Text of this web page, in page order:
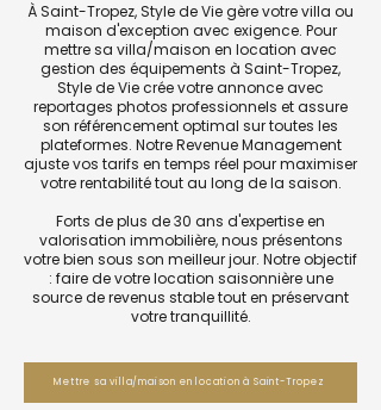
À Saint-Tropez, Style de Vie gère votre villa ou
maison d'exception avec exigence. Pour
mettre sa villa/maison en location avec
gestion des équipements à Saint-Tropez,
Style de Vie crée votre annonce avec
reportages photos professionnels et assure
son référencement optimal sur toutes les
plateformes. Notre Revenue Management
ajuste vos tarifs en temps réel pour maximiser
votre rentabilité tout au long de la saison.
Forts de plus de 30 ans d'expertise en
valorisation immobilière, nous présentons
votre bien sous son meilleur jour. Notre objectif
: faire de votre location saisonnière une
source de revenus stable tout en préservant
votre tranquillité.
Mettre sa villa/maison en location à Saint-Tropez